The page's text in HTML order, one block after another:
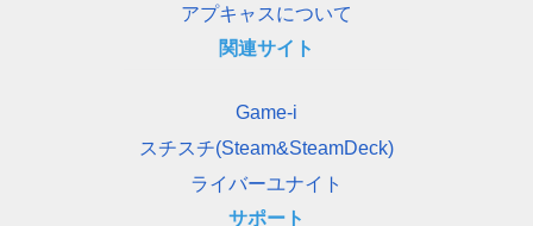
アプキャスについて
関連サイト
Game-i
スチスチ(Steam&SteamDeck)
ライバーユナイト
サポート